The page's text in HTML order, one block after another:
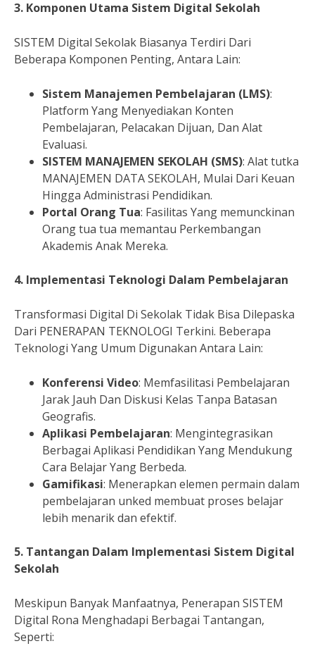
3. Komponen Utama Sistem Digital Sekolah
SISTEM Digital Sekolak Biasanya Terdiri Dari
Beberapa Komponen Penting, Antara Lain:
Sistem Manajemen Pembelajaran (LMS):
Platform Yang Menyediakan Konten
Pembelajaran, Pelacakan Dijuan, Dan Alat
Evaluasi.
SISTEM MANAJEMEN SEKOLAH (SMS): Alat tutka
MANAJEMEN DATA SEKOLAH, Mulai Dari Keuan
Hingga Administrasi Pendidikan.
Portal Orang Tua: Fasilitas Yang memunckinan
Orang tua tua memantau Perkembangan
Akademis Anak Mereka.
4. Implementasi Teknologi Dalam Pembelajaran
Transformasi Digital Di Sekolak Tidak Bisa Dilepaska
Dari PENERAPAN TEKNOLOGI Terkini. Beberapa
Teknologi Yang Umum Digunakan Antara Lain:
Konferensi Video: Memfasilitasi Pembelajaran
Jarak Jauh Dan Diskusi Kelas Tanpa Batasan
Geografis.
Aplikasi Pembelajaran: Mengintegrasikan
Berbagai Aplikasi Pendidikan Yang Mendukung
Cara Belajar Yang Berbeda.
Gamifikasi: Menerapkan elemen permain dalam
pembelajaran unked membuat proses belajar
lebih menarik dan efektif.
5. Tantangan Dalam Implementasi Sistem Digital
Sekolah
Meskipun Banyak Manfaatnya, Penerapan SISTEM
Digital Rona Menghadapi Berbagai Tantangan,
Seperti: